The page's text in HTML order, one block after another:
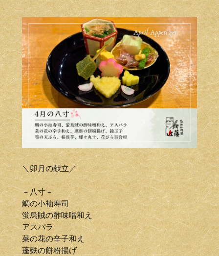
＼卯月の献立／
－八寸－
鯛の小袖寿司
蛍烏賊の酢味噌和え
アスパラ
菜の花の辛子和え
蓬麩の餅粉揚げ